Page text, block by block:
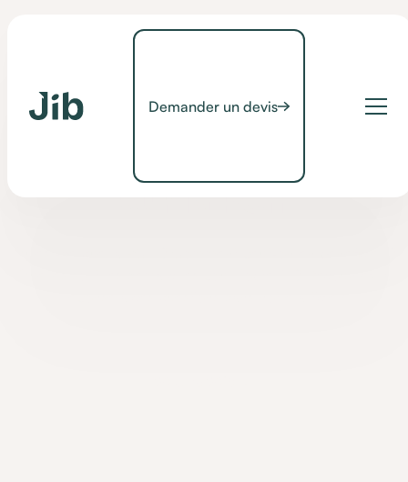
Demander un devis
Conseils
sur la PCH